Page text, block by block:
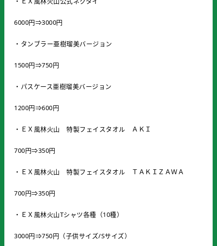
6000円⇒3000円
・タンブラー亜樹瑠美バージョン
1500円⇒750円
・パスケース亜樹瑠美バージョン
1200円⇒600円
・ＥＸ風林火山 特製フェイスタオル ＡＫＩ
700円⇒350円
・ＥＸ風林火山 特製フェイスタオル ＴＡＫＩＺＡＷＡ
700円⇒350円
・ＥＸ風林火山Tシャツ各種（10種）
3000円⇒750円（子供サイズ/Sサイズ）